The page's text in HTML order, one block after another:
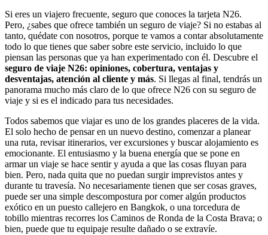
Si eres un viajero frecuente, seguro que conoces la tarjeta N26.
Pero, ¿sabes que ofrece también un seguro de viaje? Si no estabas al
tanto, quédate con nosotros, porque te vamos a contar absolutamente
todo lo que tienes que saber sobre este servicio, incluido lo que
piensan las personas que ya han experimentado con él. Descubre el
seguro de viaje N26: opiniones, cobertura, ventajas y
desventajas, atención al cliente y más. Si llegas al final, tendrás un
panorama mucho más claro de lo que ofrece N26 con su seguro de
viaje y si es el indicado para tus necesidades.
Todos sabemos que viajar es uno de los grandes placeres de la vida.
El solo hecho de pensar en un nuevo destino, comenzar a planear
una ruta, revisar itinerarios, ver excursiones y buscar alojamiento es
emocionante. El entusiasmo y la buena energía que se pone en
armar un viaje se hace sentir y ayuda a que las cosas fluyan para
bien. Pero, nada quita que no puedan surgir imprevistos antes y
durante tu travesía. No necesariamente tienen que ser cosas graves,
puede ser una simple descompostura por comer algún productos
exótico en un puesto callejero en Bangkok, o una torcedura de
tobillo mientras recorres los Caminos de Ronda de la Costa Brava; o
bien, puede que tu equipaje resulte dañado o se extravíe.